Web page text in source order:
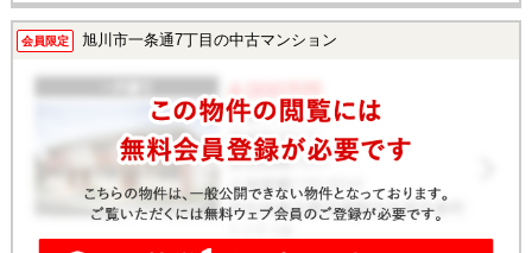
会員限定 旭川市一条通7丁目の中古マンション